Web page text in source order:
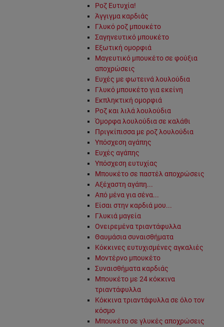
Ροζ Ευτυχία!
Άγγιγμα καρδιάς
Γλυκό ροζ μπουκέτο
Σαγηνευτικό μπουκέτο
Εξωτική ομορφιά
Μαγευτικό μπουκέτο σε φούξια
αποχρώσεις
Ευχές με φωτεινά λουλούδια
Γλυκό μπουκέτο για εκείνη
Εκπληκτική ομορφιά
Ροζ και λιλά λουλούδια
Όμορφα λουλούδια σε καλάθι
Πριγκίπισσα με ροζ λουλούδια
Υπόσχεση αγάπης
Ευχές αγάπης
Υπόσχεση ευτυχίας
Μπουκέτο σε παστέλ αποχρώσεις
Αξέχαστη αγάπη...
Από μένα για σένα...
Είσαι στην καρδιά μου...
Γλυκιά μαγεία
Ονειρεμένα τριαντάφυλλα
Θαυμάσια συναισθήματα
Κόκκινες ευτυχισμένες αγκαλιές
Μοντέρνο μπουκέτο
Συναισθήματα καρδιάς
Μπουκέτο με 24 κόκκινα
τριαντάφυλλα
Κόκκινα τριαντάφυλλα σε όλο τον
κόσμο
Μπουκέτο σε γλυκές αποχρώσεις